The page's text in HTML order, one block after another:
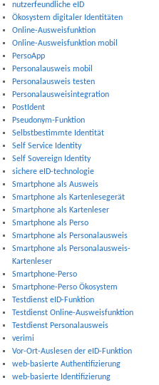
nutzerfeundliche eID
Ökosystem digitaler Identitäten
Online-Ausweisfunktion
Online-Ausweisfunktion mobil
PersoApp
Personalausweis mobil
Personalausweis testen
Personalausweisintegration
PostIdent
Pseudonym-Funktion
Selbstbestimmte Identität
Self Service Identity
Self Sovereign Identity
sichere eID-technologie
Smartphone als Ausweis
Smartphone als Kartenlesegerät
Smartphone als Kartenleser
Smartphone als Perso
Smartphone als Personalausweis
Smartphone als Personalausweis-
Kartenleser
Smartphone-Perso
Smartphone-Perso Ökosystem
Testdienst eID-Funktion
Testdienst Online-Ausweisfunktion
Testdienst Personalausweis
verimi
Vor-Ort-Auslesen der eID-Funktion
web-basierte Authentifizierung
web-basierte Identifizierung